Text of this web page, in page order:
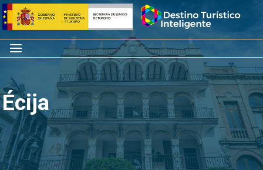
Saltar
al
contenido
Inicio
Menú
Écija